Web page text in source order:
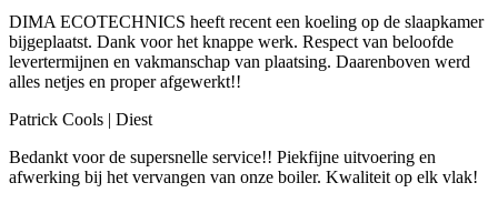
DIMA ECOTECHNICS heeft recent een koeling op de slaapkamer
bijgeplaatst. Dank voor het knappe werk. Respect van beloofde
levertermijnen en vakmanschap van plaatsing. Daarenboven werd
alles netjes en proper afgewerkt!!
Patrick Cools | Diest
Bedankt voor de supersnelle service!! Piekfijne uitvoering en
afwerking bij het vervangen van onze boiler. Kwaliteit op elk vlak!